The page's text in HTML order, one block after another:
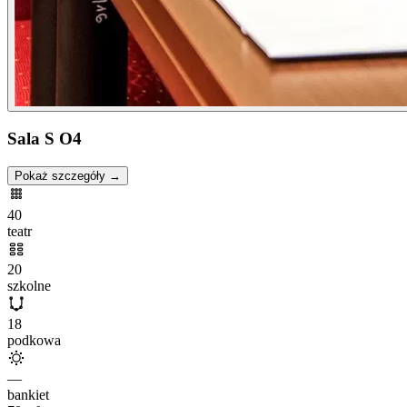
Sala S O4
Pokaż szczegóły →
40
teatr
20
szkolne
18
podkowa
—
bankiet